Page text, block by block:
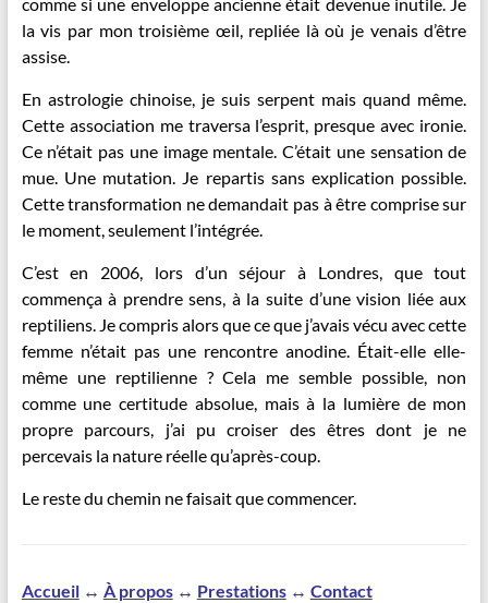
la vis par mon troisième œil, repliée là où je venais d’être
assise.
En astrologie chinoise, je suis serpent mais quand même.
Cette association me traversa l’esprit, presque avec ironie.
Ce n’était pas une image mentale. C’était une sensation de
mue. Une mutation. Je repartis sans explication possible.
Cette transformation ne demandait pas à être comprise sur
le moment, seulement l’intégrée.
C’est en 2006, lors d’un séjour à Londres, que tout
commença à prendre sens, à la suite d’une vision liée aux
reptiliens. Je compris alors que ce que j’avais vécu avec cette
femme n’était pas une rencontre anodine. Était-elle elle-
même une reptilienne ? Cela me semble possible, non
comme une certitude absolue, mais à la lumière de mon
propre parcours, j’ai pu croiser des êtres dont je ne
percevais la nature réelle qu’après-coup.
Le reste du chemin ne faisait que commencer.
Accueil↔ À propos↔ Prestations↔ Contact